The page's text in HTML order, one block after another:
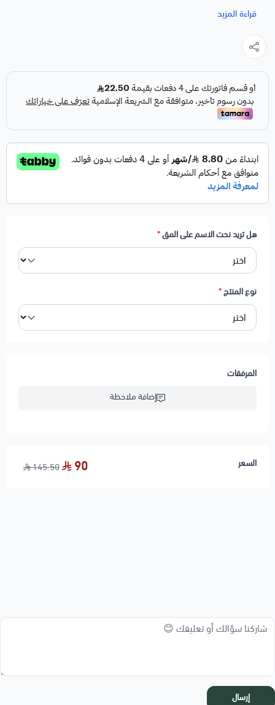
الخارجيه معاكسه
ودرجة الحارة الخارجيه حارة تعتبر معاكسة )
تعليمات الغسيل:
2- لاتضع الكأس في الماكرويف.
3- اغسل الكأس باسفنجة صحون ناعمة.
4- لاتدعك الكأس بسلك صحون.
5- عدم الكشط المباشر للكتابة، وعدم النقع.
قراءة المزيد
هل تريد نحت الاسم على المق*
نوع المنتج*
المرفقات
إضافة ملاحظة
السعر 90
145.50
إرسال